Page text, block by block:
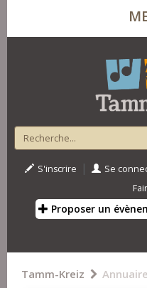
S'inscrire | Se
Proposer un
Tamm-Kreiz Annuaire